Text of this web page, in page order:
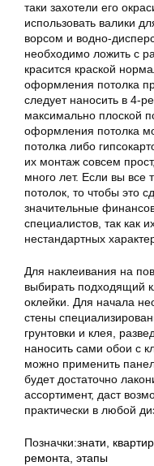
таки захотели его
использовать валики
ворсом и водно-
необходимо ложить с
красится краской
оформления потолка
следует наносить в 4-
максимально плоской
оформления потолка
потолка либо
их монтаж совсем
много лет. Если вы все
потолок, то чтобы это
значительные
специалистов, так как
нестандартных
Для наклеивания на
выбирать подходящий
оклейки. Для начала
стены
грунтовки и клея,
наносить сами обои с
можно применить
будет достаточно
ассортимент, даст
практически в любой
Позначки:знати
ремонта этапы